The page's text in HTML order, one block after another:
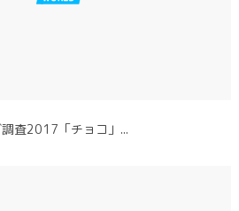
査2017「チョコ」...